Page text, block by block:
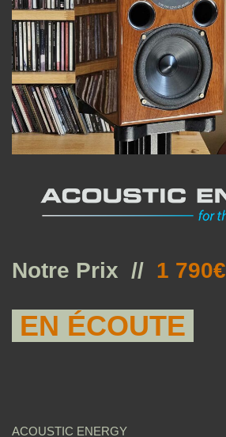
Notre Prix // 1 790€
EN ÉCOUTE
ACOUSTIC ENERGY